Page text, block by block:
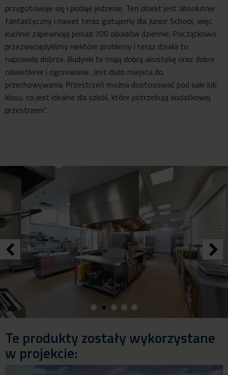
przygotowuje się i podaje jedzenie. Ten obiekt jest absolutnie
fantastyczny i nawet teraz gotujemy dla Junior School, więc
kuchnie zapewniają ponad 700 obiadów dziennie. Początkowo
przezwyciężyliśmy niektóre problemy i teraz działa to
naprawdę dobrze. Budynki te mają dobrą akustykę oraz dobre
oświetlenie i ogrzewanie. Jest dużo miejsca do
przechowywania. Przestrzeń można dostosować pod sale lub
klasy, co jest idealne dla szkół, które potrzebują dodatkowej
przestrzeni”.
Te produkty zostały wykorzystane
w projekcie: